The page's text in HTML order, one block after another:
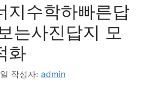
지수학하빠른답
는사진답지 모
화
작성자: admin